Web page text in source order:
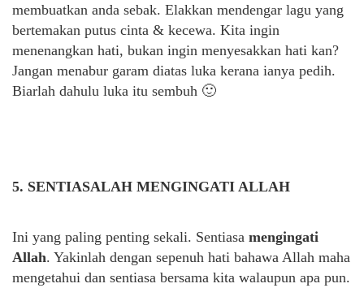
membuatkan anda sebak. Elakkan mendengar lagu yang
bertemakan putus cinta & kecewa. Kita ingin
menenangkan hati, bukan ingin menyesakkan hati kan?
Jangan menabur garam diatas luka kerana ianya pedih.
Biarlah dahulu luka itu sembuh 🙂
5. SENTIASALAH MENGINGATI ALLAH
Ini yang paling penting sekali. Sentiasa mengingati
Allah. Yakinlah dengan sepenuh hati bahawa Allah maha
mengetahui dan sentiasa bersama kita walaupun apa pun.